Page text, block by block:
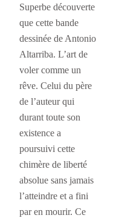
Superbe découverte
que cette bande
dessinée de Antonio
Altarriba. L’art de
voler comme un
rêve. Celui du père
de l’auteur qui
durant toute son
existence a
poursuivi cette
chimère de liberté
absolue sans jamais
l’atteindre et a fini
par en mourir. Ce